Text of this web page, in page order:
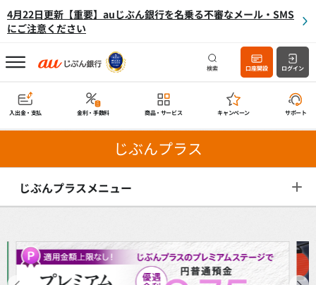
4月22日更新【重要】auじぶん銀行を名乗る不審なメール・SMS
にご注意ください
検索 口座開設 ログイン
入出金・支払 金利・手数料 商品・サービス キャンペーン サポート
じぶんプラス
じぶんプラスメニュー